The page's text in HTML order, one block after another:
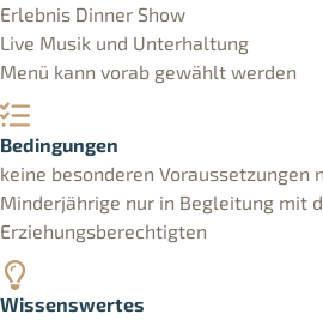
Erlebnis Dinner Show
Live Musik und Unterhaltung
Menü kann vorab gewählt werden
Bedingungen
keine besonderen Voraussetzungen
Minderjährige nur in Begleitung mit
Erziehungsberechtigten
Wissenswertes